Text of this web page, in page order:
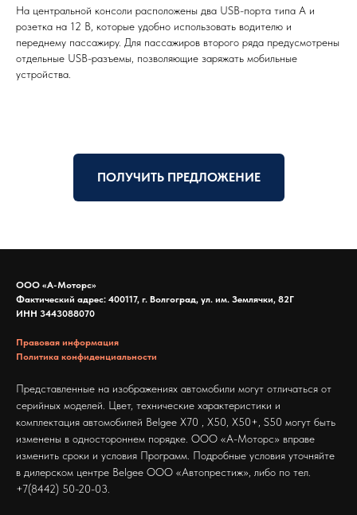
На центральной консоли расположены два USB-порта типа А и
розетка на 12 В, которые удобно использовать водителю и
переднему пассажиру. Для пассажиров второго ряда предусмотрены
отдельные USB-разъемы, позволяющие заряжать мобильные
устройства.
ПОЛУЧИТЬ ПРЕДЛОЖЕНИЕ
ООО «А-Моторс»
Фактический адрес: 400117, г. Волгоград, ул. им. Землячки, 82Г
ИНН 3443088070
Правовая информация
Политика конфиденциальности
Представленные на изображениях автомобили могут отличаться от
серийных моделей. Цвет, технические характеристики и
комплектация автомобилей Belgee X70 , X50, Х50+, S50 могут быть
изменены в одностороннем порядке. ООО «А-Моторс» вправе
изменить сроки и условия Программ. Подробные условия уточняйте
в дилерском центре Belgee ООО «Автопрестиж», либо по тел.
+7(8442) 50-20-03.